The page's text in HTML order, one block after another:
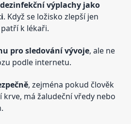
výplachy jako
. Když se ložisko zlepší jen
k lékaři.
pro sledování vývoje, ale ne
podle internetu.
, zejména pokud člověk
krve, má žaludeční vředy nebo